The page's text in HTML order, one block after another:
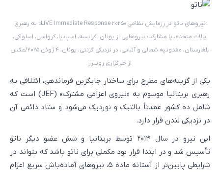
نیروهای ناتو در رزمایش نظامی «LIVE Immediate Response ۲۰۲۵» به رهبری
ایالات متحده، با مشارکت نیروهایی از یونان، فرانسه، اسپانیا، کرواسی، اسلواکی،
بلغارستان، مقدونیه شمالی و آلبانی، در نزدیکی گزنتی، یونان، ۴ ژوئن ۲۰۲۵/عکس
از خبرگزاری رویترز
یکی از گزینه‌های مطرح برای ساختار جایگزین فرماندهی، ائتلافی به
رهبری بریتانیا موسوم به «نیروی اعزامی مشترک» (JEF) است که
شامل ده کشور عمدتاً بالتیک و نوردیک می‌شود و ستاد دائمی آن
در نزدیکی لندن قرار دارد.
این نیرو در سال ۲۰۱۴ توسط بریتانیا و شش عضو دیگر ناتو
تأسیس شد و در ابتدا قرار بود مکملی برای ناتو باشد که بتواند در
شرایطی پایین‌تر از آستانه ماده ۵، نیروهای آماده‌باش سریع اعزام